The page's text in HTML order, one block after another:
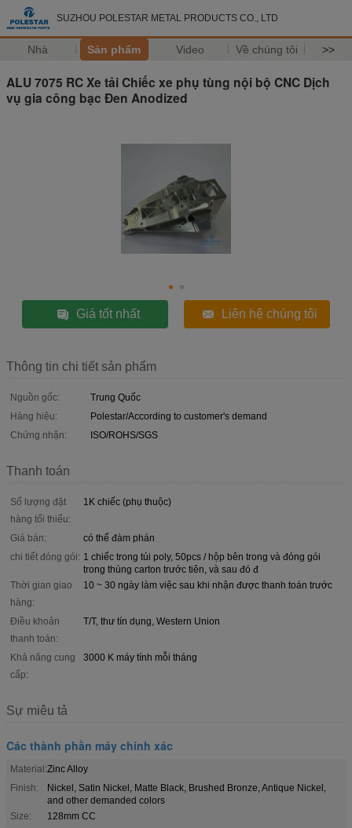
SUZHOU POLESTAR METAL PRODUCTS CO., LTD
Nhà Sản phẩm Video Về chúng tôi >>
ALU 7075 RC Xe tải Chiếc xe phụ tùng nội bộ CNC Dịch
vụ gia công bạc Đen Anodized
Giá tốt nhất Liên hệ chúng tôi
Thông tin chi tiết sản phẩm
Nguồn gốc:
Trung Quốc
Hàng hiệu:
Polestar/According to customer's demand
Chứng nhận:
ISO/ROHS/SGS
Thanh toán
Số lượng đặt
hàng tối thiểu:
1K chiếc (phụ thuộc)
Giá bán:
có thể đàm phán
chi tiết đóng gói: 1 chiếc trong túi poly, 50pcs / hộp bên trong và đóng gói
trong thùng carton trước tiên, và sau đó đ
Thời gian giao
hàng:
10 ~ 30 ngày làm việc sau khi nhận được thanh toán trước
Điều khoản
thanh toán:
T/T, thư tín dụng, Western Union
Khả năng cung
cấp:
3000 K máy tính mỗi tháng
Sự miêu tả
Các thành phần máy chính xác
Material:Zinc Alloy
Finish:
Nickel, Satin Nickel, Matte Black, Brushed Bronze, Antique Nickel,
and other demanded colors
Size:
128mm CC